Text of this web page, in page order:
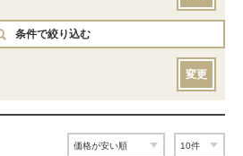
条件で絞り込む
変更